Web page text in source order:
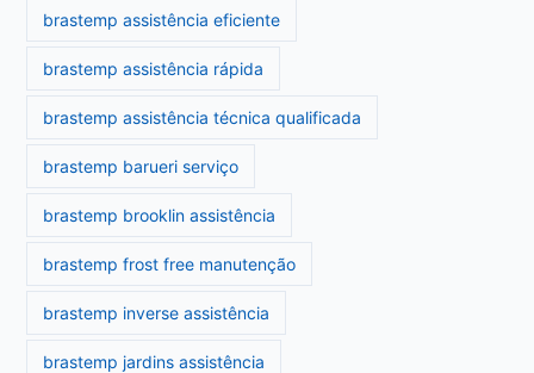
brastemp assistência eficiente
brastemp assistência rápida
brastemp assistência técnica qualificada
brastemp barueri serviço
brastemp brooklin assistência
brastemp frost free manutenção
brastemp inverse assistência
brastemp jardins assistência